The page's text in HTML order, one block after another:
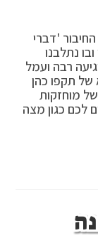
'דברי
נתלבנו
רבה ועמל
של תקפו כהן
מוחזקות
לכם כגון מצה